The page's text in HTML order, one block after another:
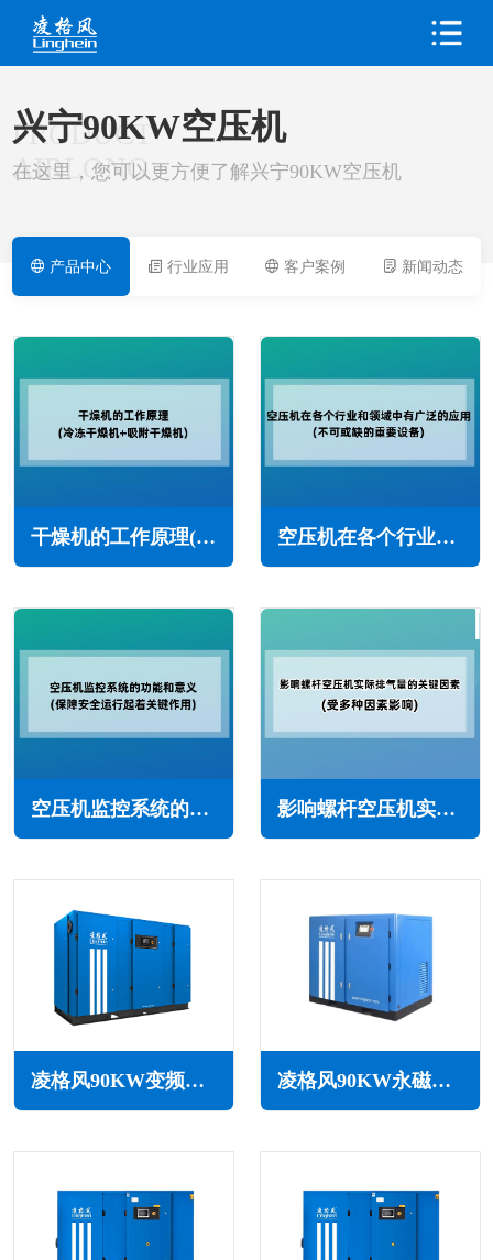
PRODUCT
AIRLONG
兴宁90KW空压机
在这里，您可以更方便了解兴宁90KW空压机
产品中心 行业应用 客户案例 新闻动态
干燥机的工作原理(冷冻干燥机+吸附干燥机) 空压机在各个行业和领域中有广泛的应用(不可或缺的重要设备)
空压机监控系统的功能和意义(保障安全运行起着关键作用) 影响螺杆空压机实际排气量的关键因素(受多种因素影响)
凌格风90KW变频空压机LSV系列 凌格风90KW永磁变频无油水润滑空压机LSW PM系列